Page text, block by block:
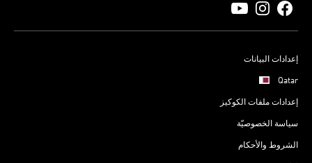
إعدادات البيانات
Qatar
إعدادات ملفات الكوكيز
سياسة الخصوصيّة
الشروط والأحكام